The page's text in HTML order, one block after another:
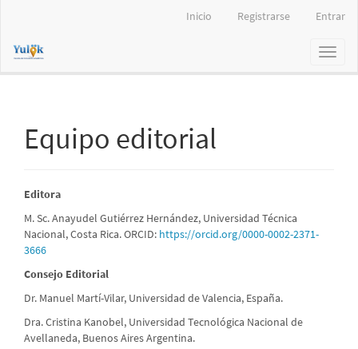
principal
Inicio Registrarse Entrar
Toggle
Equipo editorial
Editora
M. Sc. Anayudel Gutiérrez Hernández, Universidad Técnica
Nacional, Costa Rica. ORCID: https://orcid.org/0000-0002-2371-
3666
Consejo Editorial
Dr. Manuel Martí-Vilar, Universidad de Valencia, España.
Dra. Cristina Kanobel, Universidad Tecnológica Nacional de
Avellaneda, Buenos Aires Argentina.